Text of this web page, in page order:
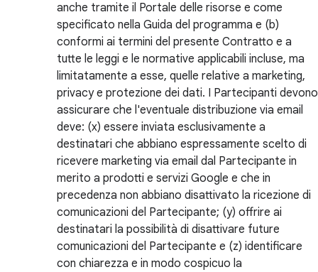
anche tramite il Portale delle risorse e come
specificato nella Guida del programma e (b)
conformi ai termini del presente Contratto e a
tutte le leggi e le normative applicabili incluse, ma
limitatamente a esse, quelle relative a marketing,
privacy e protezione dei dati. I Partecipanti devono
assicurare che l'eventuale distribuzione via email
deve: (x) essere inviata esclusivamente a
destinatari che abbiano espressamente scelto di
ricevere marketing via email dal Partecipante in
merito a prodotti e servizi Google e che in
precedenza non abbiano disattivato la ricezione di
comunicazioni del Partecipante; (y) offrire ai
destinatari la possibilità di disattivare future
comunicazioni del Partecipante e (z) identificare
con chiarezza e in modo cospicuo la